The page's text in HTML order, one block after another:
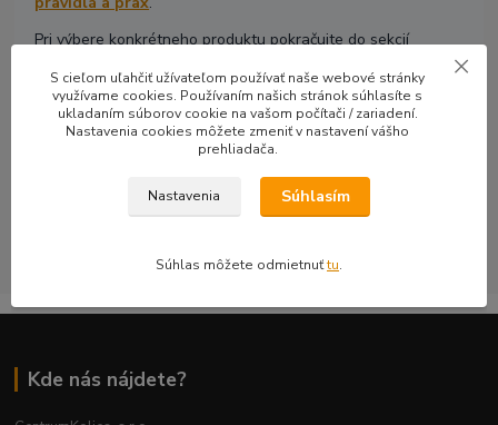
Pri výbere konkrétneho produktu pokračujte do sekcií
Ak si nie ste istí výberom, pozrite si stránkuPoradíme ti
alebo si prečítajteako u nás výber diskov funguje. Každú
objednávku kontrolujeme s dôrazom na technickú správnosť,
bezpečnosť a použiteľnosť na konkrétnom aute.
263785 registrovanej na ÚPV SR
Kde nás nájdete?
S cieľom uľahčiť užívateľom používať naše webové stránky
využívame cookies. Používaním našich stránok súhlasíte s
ukladaním súborov cookie na vašom počítači / zariadení.
Nastavenia cookies môžete zmeniť v nastavení vášho
prehliadača.
Nastavenia Súhlasím
Súhlas môžete odmietnuťtu.